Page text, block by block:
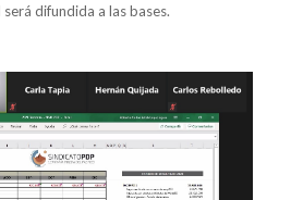
difundida a las bases.